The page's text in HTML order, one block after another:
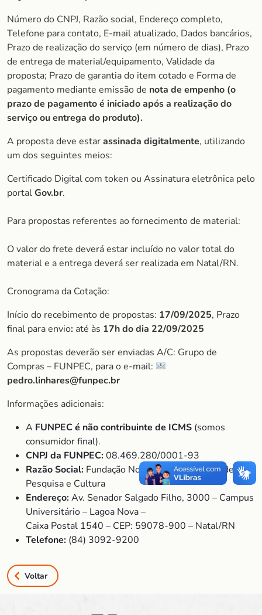
Número do CNPJ, Razão social, Endereço completo,
Telefone para contato, E-mail atualizado, Dados bancários,
Prazo de realização do serviço (em número de dias), Prazo
de entrega de material/equipamento, Validade da
proposta; Prazo de garantia do item cotado e Forma de
pagamento mediante emissão de nota de empenho (o
prazo de pagamento é iniciado após a realização do
serviço ou entrega do produto).
A proposta deve estarassinada digitalmente, utilizando
um dos seguintes meios:
Certificado Digital com token ou Assinatura eletrônica pelo
portalGov.br.
Para propostas referentes ao fornecimento de material:
O valor do frete deverá estar incluído no valor total do
material e a entrega deverá ser realizada em Natal/RN.
Cronograma da Cotação:
Início do recebimento de propostas: 17/09/2025, Prazo
final para envio: até às 17h do dia 22/09/2025
As propostas deverão ser enviadas A/C: Grupo de
Compras – FUNPEC, para o e-mail:
pedro.linhares@funpec.br
Informações adicionais:
A FUNPEC é não contribuinte de ICMS (somos
consumidor final).
CNPJ da FUNPEC:08.469.280/0001-93
Razão Social: Fundação Norte-Rio-Grandense de
Pesquisa e Cultura
Endereço:Av. Senador Salgado Filho, 3000 – Campus
Universitário – Lagoa Nova –
Caixa Postal 1540 – CEP: 59078-900 – Natal/RN
Telefone: (84) 3092-9200
Voltar